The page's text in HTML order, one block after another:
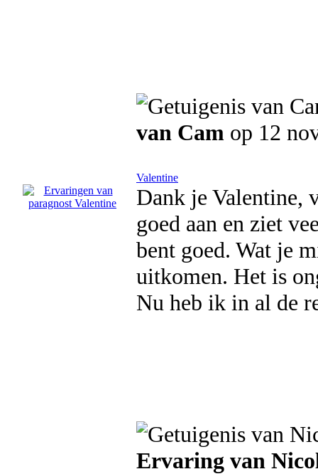
van Cam op 12
Valentine
Dank je Valentine,
goed aan en ziet
bent goed. Wat je
uitkomen. Het is
Nu heb ik in al de
Ervaring van